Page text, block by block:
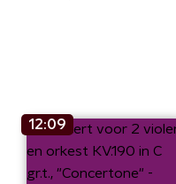
12:09